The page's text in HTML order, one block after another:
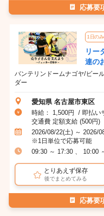
応募要
1日の
リー
連の
バンテリンドームナゴヤ/ビー
ダー
愛知県 名古屋市東区
時給： 1,500円 / 即払
交通費 定額支給 (500円)
2026/08/22(土) ～ 2026/
※1日単位で応募可能
09:30 ～ 17:30 、 10:00
とりあえず保存
後でまとめてみる
応募要